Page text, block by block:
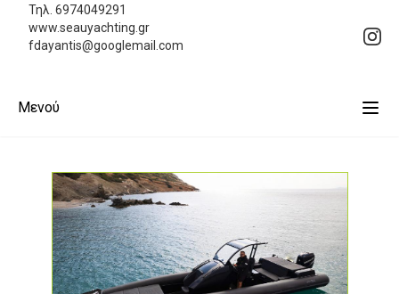
Τηλ. 6974049291
www.seauyachting.gr
fdayantis@googlemail.com
Μενού